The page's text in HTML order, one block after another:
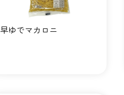
早ゆでマカロニ